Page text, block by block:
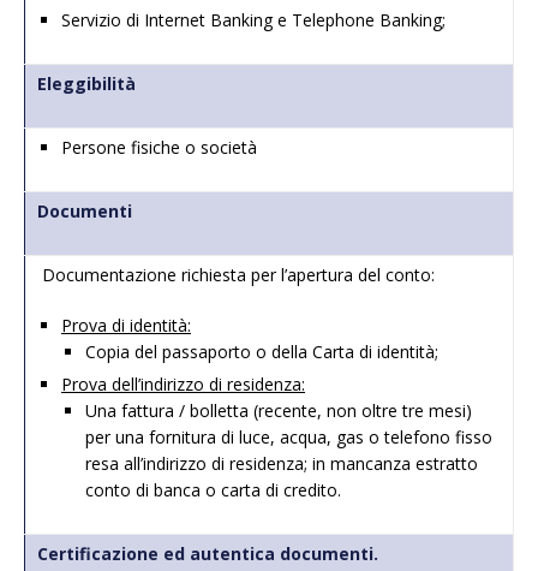
Servizio di Internet Banking e Telephone Banking;
Eleggibilità
Persone fisiche o società
Documenti
Documentazione richiesta per l’apertura del conto:
Prova di identità:
Copia del passaporto o della Carta di identità;
Prova dell’indirizzo di residenza:
Una fattura / bolletta (recente, non oltre tre mesi)
per una fornitura di luce, acqua, gas o telefono fisso
resa all’indirizzo di residenza; in mancanza estratto
conto di banca o carta di credito.
Certificazione ed autentica documenti.